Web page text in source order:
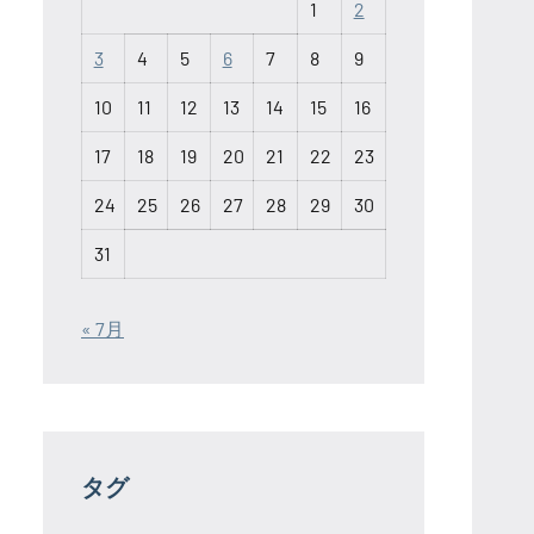
1 2
3 4 5 6 7 8 9
10 11 12 13 14 15 16
17 18 19 20 21 22 23
24 25 26 27 28 29 30
31
« 7月
タグ